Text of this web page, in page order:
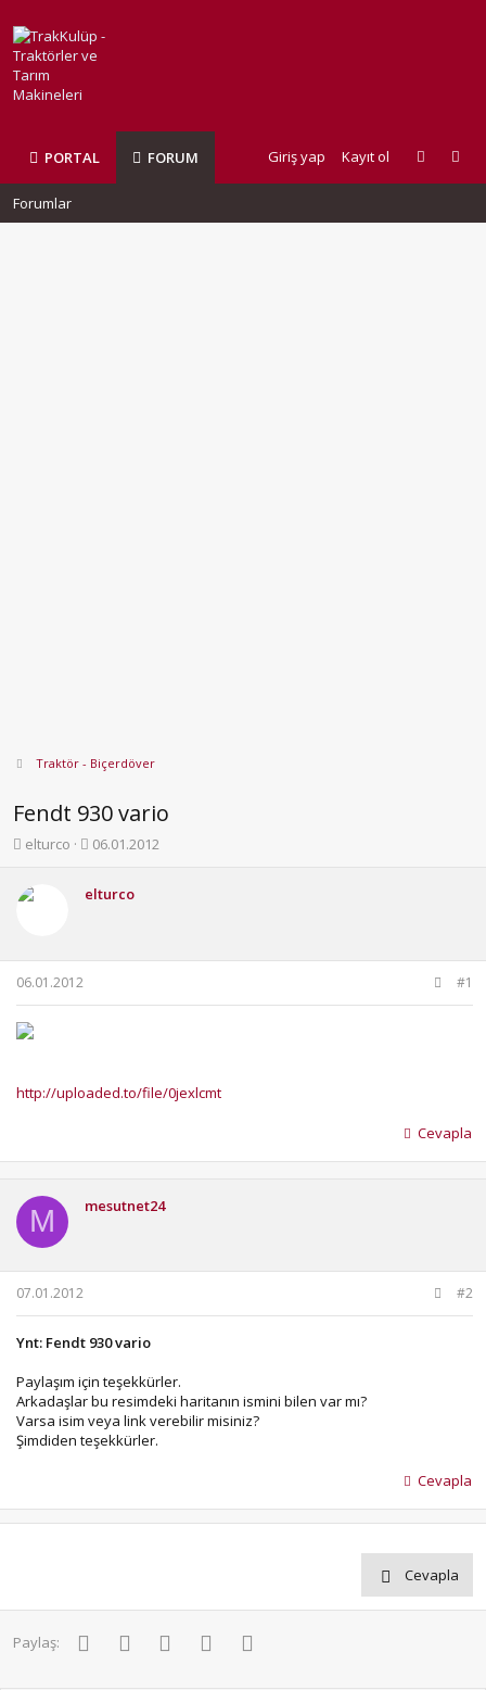
PORTAL FORUM Giriş yap Kayıt ol
Forumlar
Traktör - Biçerdöver
Fendt 930 vario
K
b
u
b
ş
l
a
elturco
B
l
g
h
06.01.2012
elturco
06.01.2012 #1
http://uploaded.to/file/0jexlcmt
Cevapla
M mesutnet24
07.01.2012 #2
Ynt: Fendt 930 vario
Paylaşım için teşekkürler.
Arkadaşlar bu resimdeki haritanın ismini bilen var mı?
Varsa isim veya link verebilir misiniz?
Şimdiden teşekkürler.
Cevapla
Cevapla
Paylaş: FacebookTwitter PinterestWhatsApp